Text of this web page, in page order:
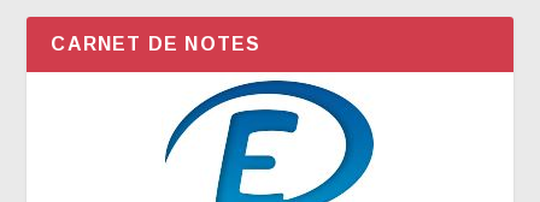
CARNET DE NOTES